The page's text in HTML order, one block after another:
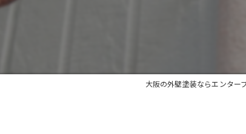
大阪の外壁塗装ならエンター